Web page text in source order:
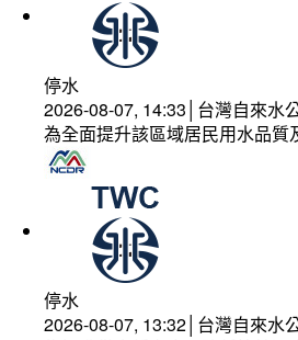
停水
2026-08-07, 14:33│台灣自來水
為全面提升該區域居民用水品質
停水
2026-08-07, 13:32│台灣自來水